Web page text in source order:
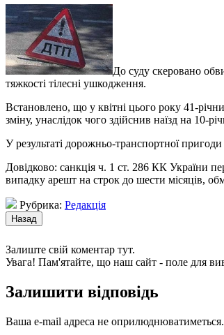
До суду скеровано
тяжкості тілесні ушкодження.
Встановлено, що у квітні цього року 41-
зміну, унаслідок чого здійснив наїзд на 10-
У результаті дорожньо-транспортної
Довідково: санкція ч. 1 ст. 286 КК України
випадку арешт на строк до шести місяців,
Рубрика: Редакція
Залиште свій коментар тут.
Увага! Пам'ятайте, що наш сайт - поле для
Залишити відповідь
Ваша e-mail адреса не оприлюднюватиметься.